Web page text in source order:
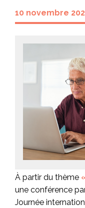
10 novembre
À partir du thème
une conférence
Journée